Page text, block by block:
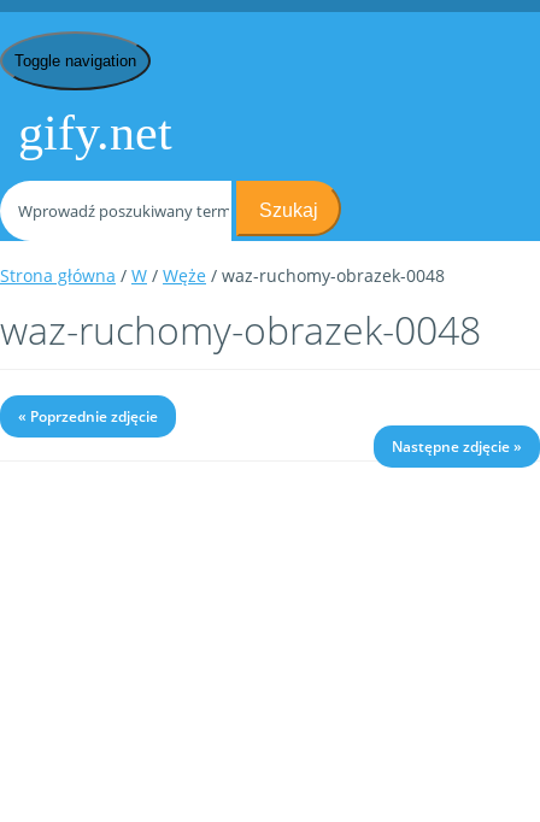
Toggle navigation
gify.net
Szukaj
Strona główna / W / Węże / waz-ruchomy-obrazek-0048
waz-ruchomy-obrazek-0048
« Poprzednie zdjęcie
Następne zdjęcie »